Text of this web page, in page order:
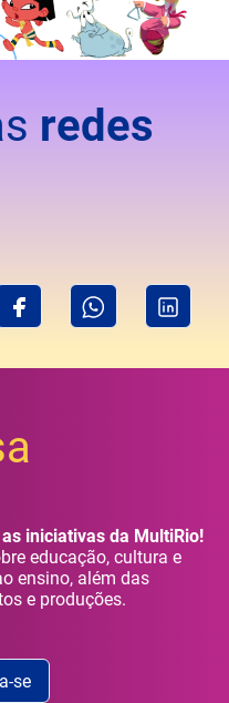
redes
iniciativas da MultiRio!
educação, cultura e
ensino, além das
e produções.
se